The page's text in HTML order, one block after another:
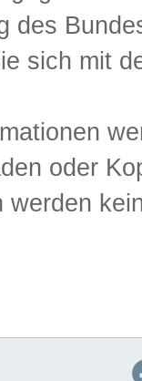
des
sich mit
oder
werden